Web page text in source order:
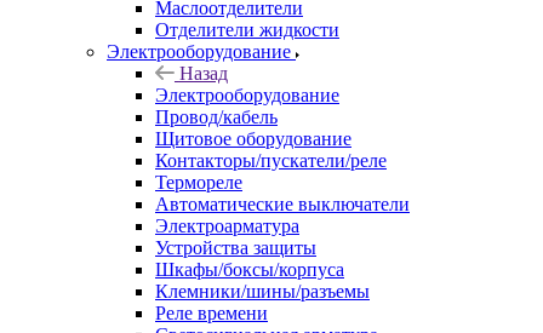
Маслоотделители
Отделители жидкости
Электрооборудование
Назад
Электрооборудование
Провод/кабель
Щитовое оборудование
Контакторы/пускатели/реле
Термореле
Автоматические выключатели
Электроарматура
Устройства защиты
Шкафы/боксы/корпуса
Клемники/шины/разъемы
Реле времени